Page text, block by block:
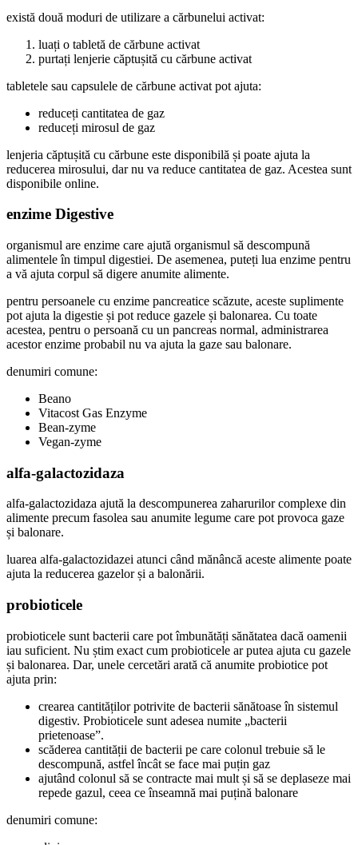
există două moduri de utilizare a cărbunelui activat:
luați o tabletă de cărbune activat
purtați lenjerie căptușită cu cărbune activat
tabletele sau capsulele de cărbune activat pot ajuta:
reduceți cantitatea de gaz
reduceți mirosul de gaz
lenjeria căptușită cu cărbune este disponibilă și poate ajuta la
reducerea mirosului, dar nu va reduce cantitatea de gaz. Acestea sunt
disponibile online.
enzime Digestive
organismul are enzime care ajută organismul să descompună
alimentele în timpul digestiei. De asemenea, puteți lua enzime pentru
a vă ajuta corpul să digere anumite alimente.
pentru persoanele cu enzime pancreatice scăzute, aceste suplimente
pot ajuta la digestie și pot reduce gazele și balonarea. Cu toate
acestea, pentru o persoană cu un pancreas normal, administrarea
acestor enzime probabil nu va ajuta la gaze sau balonare.
denumiri comune:
Beano
Vitacost Gas Enzyme
Bean-zyme
Vegan-zyme
alfa-galactozidaza
alfa-galactozidaza ajută la descompunerea zaharurilor complexe din
alimente precum fasolea sau anumite legume care pot provoca gaze
și balonare.
luarea alfa-galactozidazei atunci când mănâncă aceste alimente poate
ajuta la reducerea gazelor și a balonării.
probioticele
probioticele sunt bacterii care pot îmbunătăți sănătatea dacă oamenii
iau suficient. Nu știm exact cum probioticele ar putea ajuta cu gazele
și balonarea. Dar, unele cercetări arată că anumite probiotice pot
ajuta prin:
crearea cantităților potrivite de bacterii sănătoase în sistemul
digestiv. Probioticele sunt adesea numite „bacterii
prietenoase”.
scăderea cantității de bacterii pe care colonul trebuie să le
descompună, astfel încât se face mai puțin gaz
ajutând colonul să se contracte mai mult și să se deplaseze mai
repede gazul, ceea ce înseamnă mai puțină balonare
denumiri comune: